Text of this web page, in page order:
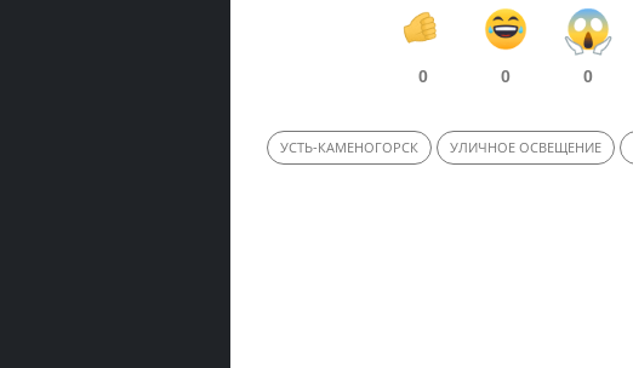
0 0 0
УСТЬ-КАМЕНОГОРСК УЛИЧНОЕ ОСВЕЩЕНИЕ